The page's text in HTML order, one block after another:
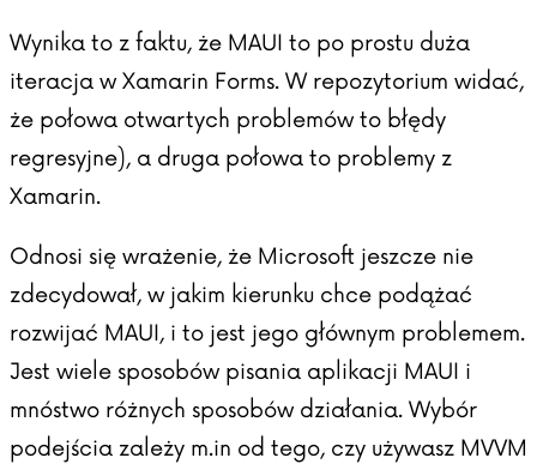
Wynika to z faktu, że MAUI to po prostu duża
iteracja w Xamarin Forms. W repozytorium widać,
że połowa otwartych problemów to błędy
regresyjne), a druga połowa to problemy z
Xamarin.
Odnosi się wrażenie, że Microsoft jeszcze nie
zdecydował, w jakim kierunku chce podążać
rozwijać MAUI, i to jest jego głównym problemem.
Jest wiele sposobów pisania aplikacji MAUI i
mnóstwo różnych sposobów działania. Wybór
podejścia zależy m.in od tego, czy używasz MVVM